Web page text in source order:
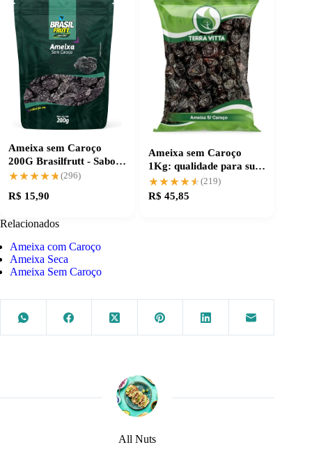
Ameixa sem Caroço
200G Brasilfrutt - Sabor
e Praticidade
★★★★★
★★★★★ (296)
R$ 15,90
Ameixa sem Caroço
1Kg: qualidade para suas
receitas
★★★★★
★★★★★(219)
R$ 45,85
Relacionados
Ameixa com Caroço
Ameixa Seca
Ameixa Sem Caroço
All Nuts